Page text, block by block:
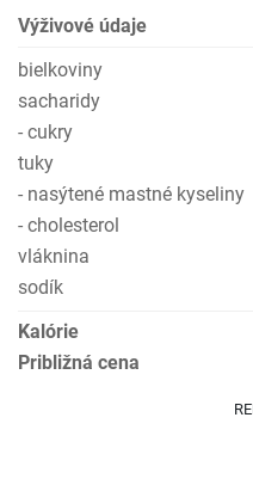
Výživové údaje
bielkoviny
sacharidy
- cukry
tuky
- nasýtené mastné kyseliny
- cholesterol
vláknina
sodík
Kalórie
Približná cena